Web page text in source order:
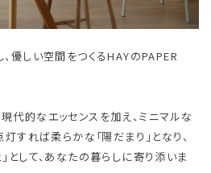
優しい空間をつくるHAYのPAPER
的なエッセンスを加え、ミニマルな
すれば柔らかな「陽だまり」となり、
として、あなたの暮らしに寄り添いま